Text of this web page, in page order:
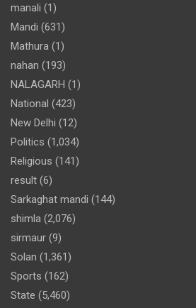
manali (1)
Mandi (631)
Mathura (1)
nahan (193)
NALAGARH (1)
National (423)
New Delhi (12)
Politics (1,034)
Religious (141)
result (6)
Sarkaghat mandi (144)
shimla (2,076)
sirmaur (9)
Solan (1,361)
Sports (162)
State (5,460)